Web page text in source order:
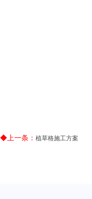
◆上一条： 植草格施工方案